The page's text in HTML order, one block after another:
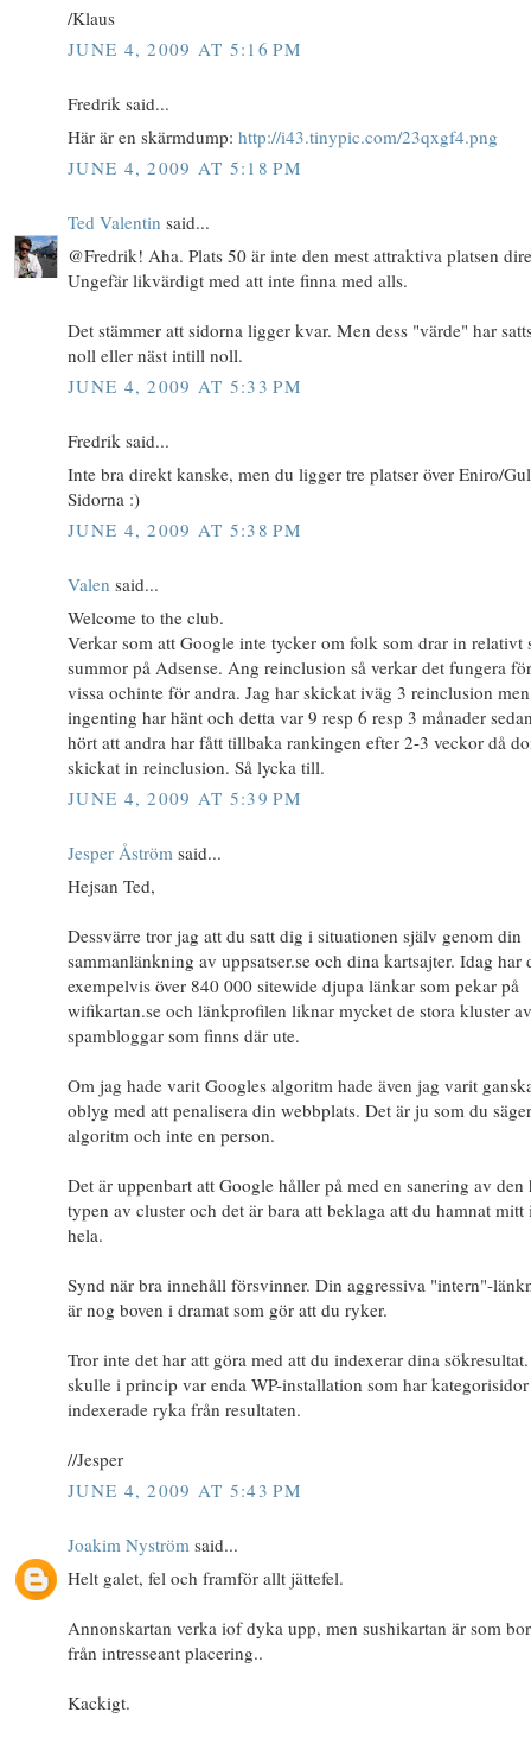
/Klaus
JUNE 4, 2009 AT 5:16 PM
Fredrik said...
Här är en skärmdump: http://i43.tinypic.com/23qxgf4.png
JUNE 4, 2009 AT 5:18 PM
Ted Valentin said...
@Fredrik! Aha. Plats 50 är inte den mest attraktiva platsen
Ungefär likvärdigt med att inte finna med alls.
Det stämmer att sidorna ligger kvar. Men dess "värde" har
noll eller näst intill noll.
JUNE 4, 2009 AT 5:33 PM
Fredrik said...
Inte bra direkt kanske, men du ligger tre platser över Eniro/
Sidorna :)
JUNE 4, 2009 AT 5:38 PM
Valen said...
Welcome to the club.
Verkar som att Google inte tycker om folk som drar in relativt
summor på Adsense. Ang reinclusion så verkar det fungera för
vissa ochinte för andra. Jag har skickat iväg 3 reinclusion men
ingenting har hänt och detta var 9 resp 6 resp 3 månader
hört att andra har fått tillbaka rankingen efter 2-3 veckor då
skickat in reinclusion. Så lycka till.
JUNE 4, 2009 AT 5:39 PM
Jesper Åström said...
Hejsan Ted,
Dessvärre tror jag att du satt dig i situationen själv genom din
sammanlänkning av uppsatser.se och dina kartsajter. Idag har
exempelvis över 840 000 sitewide djupa länkar som pekar på
wifikartan.se och länkprofilen liknar mycket de stora kluster av
spambloggar som finns där ute.
Om jag hade varit Googles algoritm hade även jag varit
oblyg med att penalisera din webbplats. Det är ju som du
algoritm och inte en person.
Det är uppenbart att Google håller på med en sanering av den
typen av cluster och det är bara att beklaga att du hamnat mitt
hela.
Synd när bra innehåll försvinner. Din aggressiva "intern"-
är nog boven i dramat som gör att du ryker.
Tror inte det har att göra med att du indexerar dina
skulle i princip var enda WP-installation som har kategorisidor
indexerade ryka från resultaten.
//Jesper
JUNE 4, 2009 AT 5:43 PM
Joakim Nyström said...
Helt galet, fel och framför allt jättefel.
Annonskartan verka iof dyka upp, men sushikartan är som
från intresseant placering..
Kackigt.